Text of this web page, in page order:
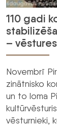
110 gadi
–
Novembrī
zinātnisko
un to loma
vēsturnieki,